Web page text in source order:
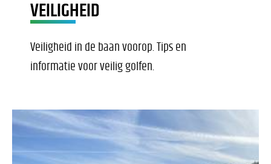
VEILIGHEID
Veiligheid in de baan voorop. Tips en
informatie voor veilig golfen.